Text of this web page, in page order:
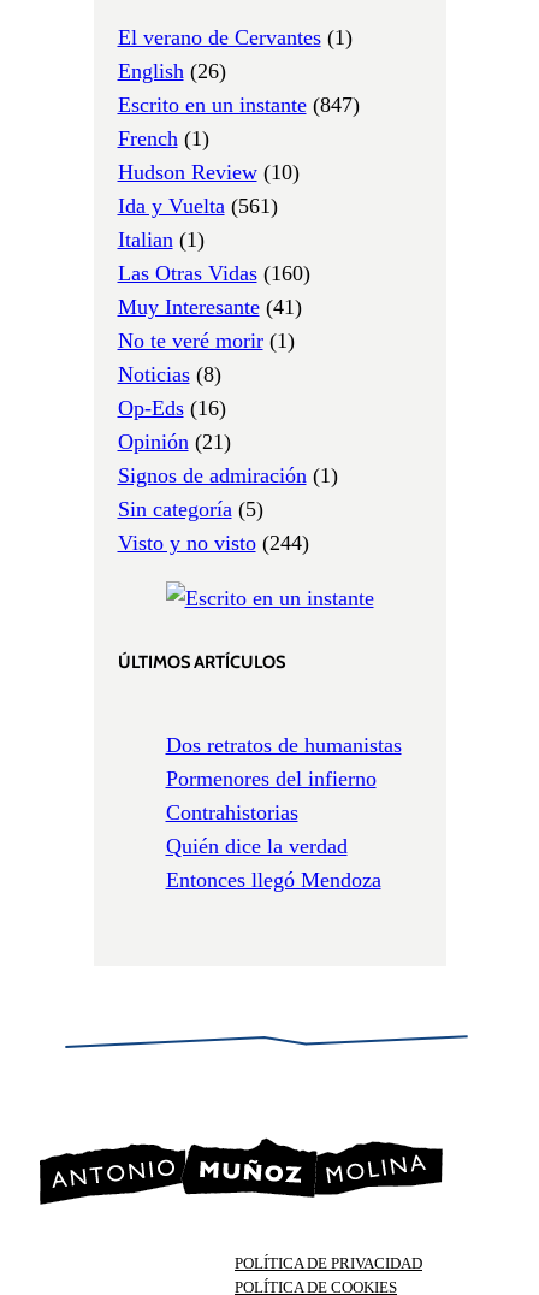
El verano de Cervantes(1)
English(26)
Escrito en un instante(847)
French(1)
Hudson Review(10)
Ida y Vuelta(561)
Italian(1)
Las Otras Vidas(160)
Muy Interesante(41)
No te veré morir(1)
Noticias(8)
Op-Eds(16)
Opinión(21)
Signos de admiración(1)
Sin categoría(5)
Visto y no visto(244)
ÚLTIMOS ARTÍCULOS
Dos retratos de humanistas
Pormenores del infierno
Contrahistorias
Quién dice la verdad
Entonces llegó Mendoza
POLÍTICA DE PRIVACIDAD
POLÍTICA DE COOKIES